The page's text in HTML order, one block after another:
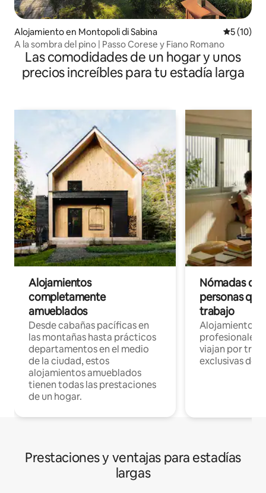
Alojamiento en Montopoli di Sabina
5 (10)
A la sombra del pino | Passo Corese y Fiano Romano
Las comodidades de un hogar y unos
precios increíbles para tu estadía larga
Alojamientos
completamente
amueblados
Desde cabañas pacíficas en
las montañas hasta prácticos
departamentos en el medio
de la ciudad, estos
alojamientos amueblados
tienen todas las prestaciones
de un hogar.
Nómadas
personas
trabajo
Alojamientos
profesionales
viajan por
exclusivas de
Prestaciones y ventajas para estadías
largas